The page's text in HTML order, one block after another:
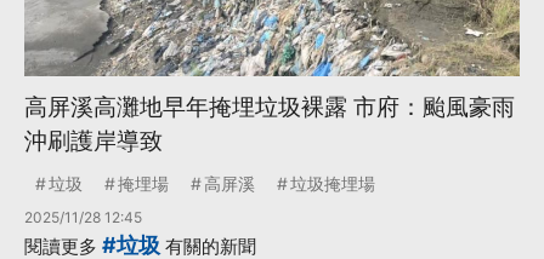
高屏溪高灘地早年掩埋垃圾裸露 市府：颱風豪雨
沖刷護岸導致
垃圾 掩埋場 高屏溪 垃圾掩埋場
2025/11/28 12:45
閱讀更多 #垃圾 有關的新聞